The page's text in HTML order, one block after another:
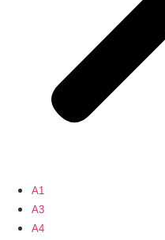
A1
A3
A4